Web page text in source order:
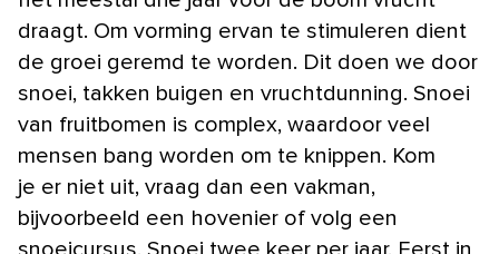
draagt. Om vorming ervan te stimuleren dient
de groei geremd te worden. Dit doen we door
snoei, takken buigen en vruchtdunning. Snoei
van fruitbomen is complex, waardoor veel
mensen bang worden om te knippen. Kom
je er niet uit, vraag dan een vakman,
bijvoorbeeld een hovenier of volg een